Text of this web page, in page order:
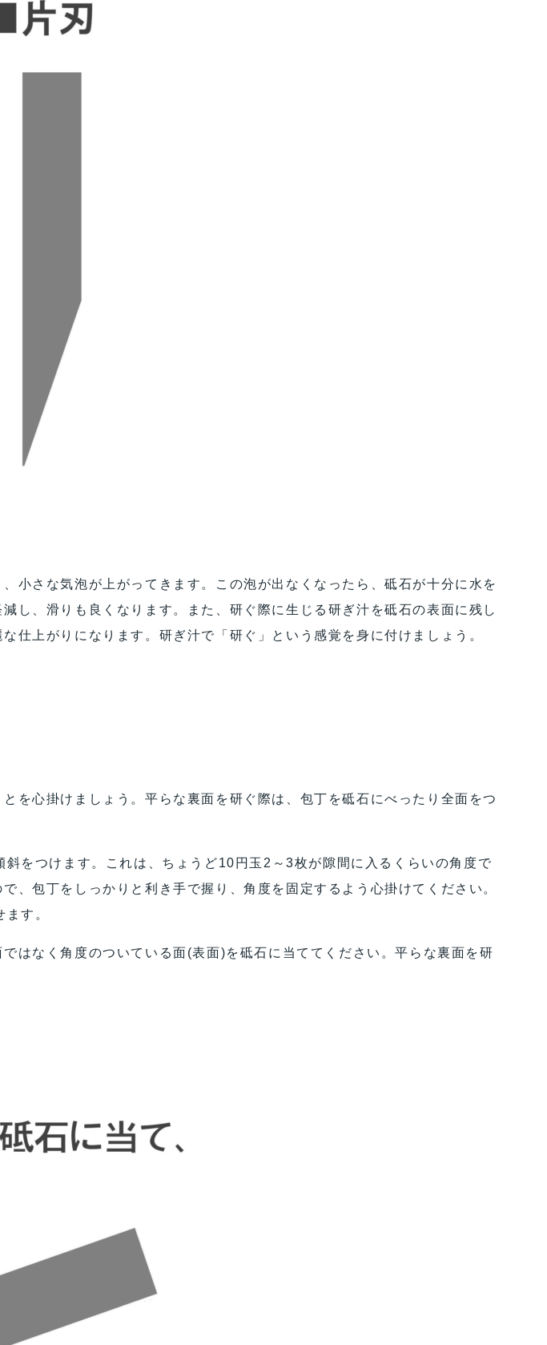
小さな気泡が上がってきます。この泡が出なくなったら、砥石が十分に水を
し、滑りも良くなります。また、研ぐ際に生じる研ぎ汁を砥石の表面に残し
仕上がりになります。研ぎ汁で「研ぐ」という感覚を身に付けましょう。
を心掛けましょう。平らな裏面を研ぐ際は、包丁を砥石にべったり全面をつ
をつけます。これは、ちょうど10円玉2～3枚が隙間に入るくらいの角度で
、包丁をしっかりと利き手で握り、角度を固定するよう心掛けてください。
す。
はなく角度のついている面(表面)を砥石に当ててください。平らな裏面を研